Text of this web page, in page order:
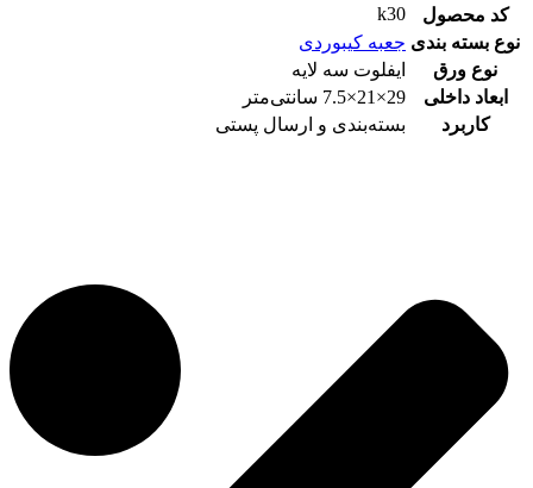
کد محصول
k30
نوع بسته بندی جعبه کیبوردی
نوع ورق
ایفلوت سه لایه
ابعاد داخلی
29×21×7.5 سانتی‌متر
کاربرد
بسته‌بندی و ارسال پستی